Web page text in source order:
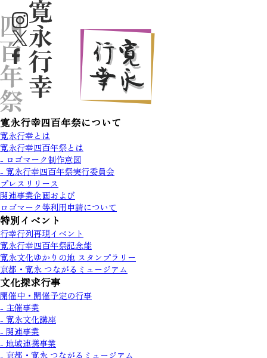
寛永行幸四百年祭について
寛永行幸とは
寛永行幸四百年祭とは
- ロゴマーク制作意図
- 寛永行幸四百年祭実行委員会
プレスリリース
関連事業企画および
ロゴマーク等利用申請について
特別イベント
行幸行列再現イベント
寛永行幸四百年祭記念能
寛永文化ゆかりの地 スタンプラリー
京都・寛永 つながるミュージアム
文化探求行事
開催中・開催予定の行事
- 主催事業
- 寛永文化講座
- 関連事業
- 地域連携事業
- 京都・寛永 つながるミュージアム